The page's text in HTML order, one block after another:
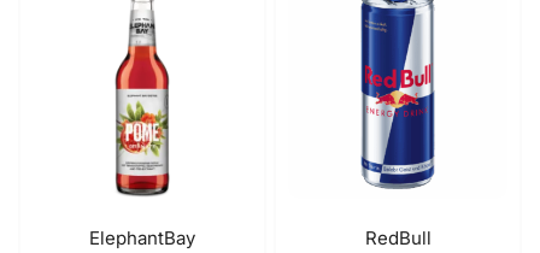
ElephantBay
RedBull